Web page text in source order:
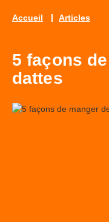
Accueil Articles
5 façons
dattes